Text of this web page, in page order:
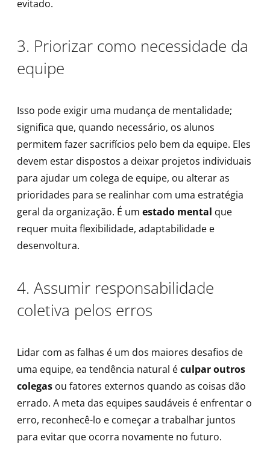
evitado.
3. Priorizar como necessidade da
equipe
Isso pode exigir uma mudança de mentalidade;
significa que, quando necessário, os alunos
permitem fazer sacrifícios pelo bem da equipe. Eles
devem estar dispostos a deixar projetos individuais
para ajudar um colega de equipe, ou alterar as
prioridades para se realinhar com uma estratégia
geral da organização. É um estado mental que
requer muita flexibilidade, adaptabilidade e
desenvoltura.
4. Assumir responsabilidade
coletiva pelos erros
Lidar com as falhas é um dos maiores desafios de
uma equipe, ea tendência natural éculpar outros
colegas ou fatores externos quando as coisas dão
errado. A meta das equipes saudáveis ​​é enfrentar o
erro, reconhecê-lo e começar a trabalhar juntos
para evitar que ocorra novamente no futuro.